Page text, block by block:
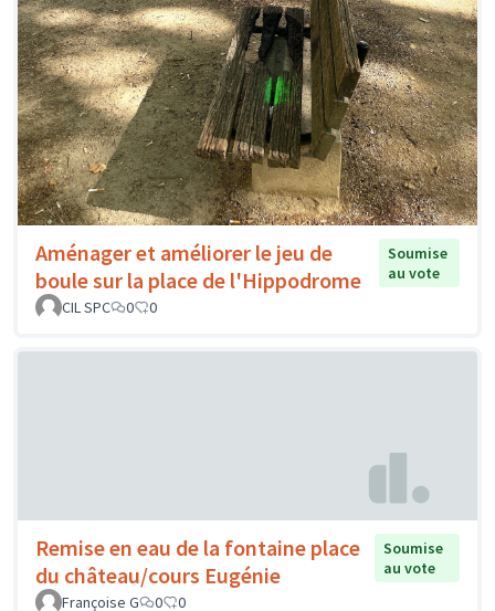
Aménager et améliorer le jeu de
boule sur la place de l'Hippodrome
Soumise
au vote
CIL SPC
0 0
Remise en eau de la fontaine place
du château/cours Eugénie
Soumise
au vote
Françoise G
0 0